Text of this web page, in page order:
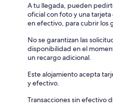
A tu llegada, pueden
oficial con foto y una
en efectivo, para cubrir los
No se garantizan las
disponibilidad en el
un recargo adicional.
Este alojamiento acepta
y efectivo.
Transacciones sin efectivo